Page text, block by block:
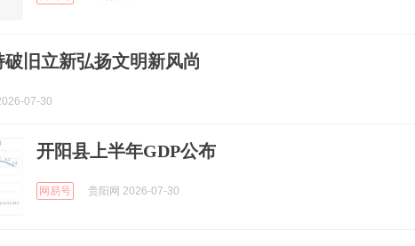
旧立新弘扬文明新风尚
07-30
开阳县上半年GDP公布
网易号 贵阳网 2026-07-30